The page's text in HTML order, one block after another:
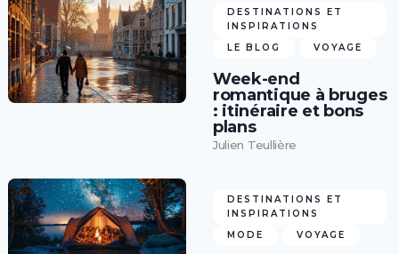
DESTINATIONS ET
INSPIRATIONS
LE BLOG
VOYAGE
Week-end
romantique à bruges
: itinéraire et bons
plans
Julien Teullière
DESTINATIONS ET
INSPIRATIONS
MODE
VOYAGE